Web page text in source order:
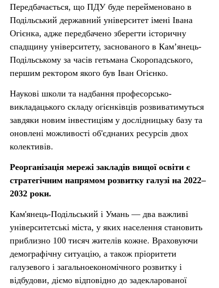
Передбачається, що ПДУ буде перейменовано в
Подільський державний університет імені Івана
Огієнка, адже передбачено зберегти історичну
спадщину університету, заснованого в Камʼянець-
Подільському за часів гетьмана Скоропадського,
першим ректором якого був Іван Огієнко.
Наукові школи та надбання професорсько-
викладацького складу огієнківців розвиватимуться
завдяки новим інвестиціям у дослідницьку базу та
оновлені можливості об'єднаних ресурсів двох
колективів.
Реорганізація мережі закладів вищої освіти є
стратегічним напрямом розвитку галузі на 2022–
2032 роки.
Кам'янець-Подільський і Умань — два важливі
університетські міста, у яких населення становить
приблизно 100 тисяч жителів кожне. Враховуючи
демографічну ситуацію, а також пріоритети
галузевого і загальноекономічного розвитку і
відбудови, діємо відповідно до задекларованої